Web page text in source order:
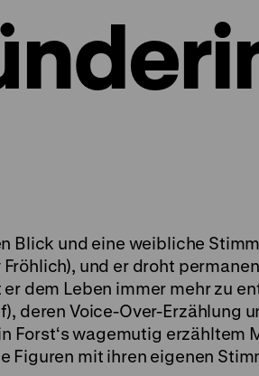
Blick und eine weibliche
und er droht
dem Leben immer mehr zu
deren Voice-Over-Erzählung
Forst‘s wagemutig erzähltem
Figuren mit ihren eigenen